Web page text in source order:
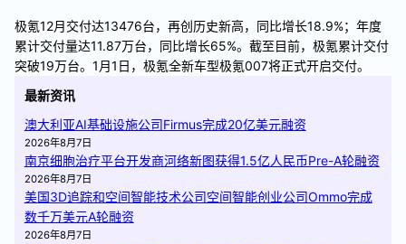
极氪12月交付达13476台，再创历史新高，同比增长18.9%；年度
累计交付量达11.87万台，同比增长65%。截至目前，极氪累计交付
突破19万台。1月1日，极氪全新车型极氪007将正式开启交付。
最新资讯
澳大利亚AI基础设施公司Firmus完成20亿美元融资
2026年8月7日
南京细胞治疗平台开发商河络新图获得1.5亿人民币Pre-A轮融资
2026年8月7日
美国3D追踪和空间智能技术公司空间智能创业公司Ommo完成
数千万美元A轮融资
2026年8月7日